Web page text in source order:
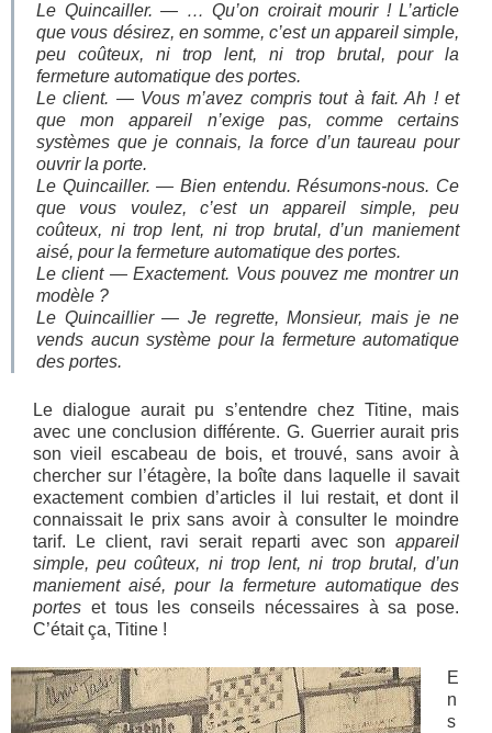
Le Quincailler. — … Qu’on croirait mourir ! L’article
que vous désirez, en somme, c’est un appareil simple,
peu coûteux, ni trop lent, ni trop brutal, pour la
fermeture automatique des portes.
Le client. — Vous m’avez compris tout à fait. Ah ! et
que mon appareil n’exige pas, comme certains
systèmes que je connais, la force d’un taureau pour
ouvrir la porte.
Le Quincailler. — Bien entendu. Résumons-nous. Ce
que vous voulez, c’est un appareil simple, peu
coûteux, ni trop lent, ni trop brutal, d’un maniement
aisé, pour la fermeture automatique des portes.
Le client — Exactement. Vous pouvez me montrer un
modèle ?
Le Quincaillier — Je regrette, Monsieur, mais je ne
vends aucun système pour la fermeture automatique
des portes.
Le dialogue aurait pu s’entendre chez Titine, mais
avec une conclusion différente. G. Guerrier aurait pris
son vieil escabeau de bois, et trouvé, sans avoir à
chercher sur l’étagère, la boîte dans laquelle il savait
exactement combien d’articles il lui restait, et dont il
connaissait le prix sans avoir à consulter le moindre
tarif. Le client, ravi serait reparti avec son appareil
simple, peu coûteux, ni trop lent, ni trop brutal, d’un
maniement aisé, pour la fermeture automatique des
portes et tous les conseils nécessaires à sa pose.
C’était ça, Titine !
E
n
s